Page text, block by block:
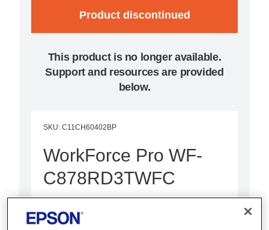
Product discontinued
This product is no longer available.
Support and resources are provided
below.
SKU: C11CH60402BP
WorkForce Pro WF-
C878RD3TWFC
püskürtmeli MFP ile aksamaları